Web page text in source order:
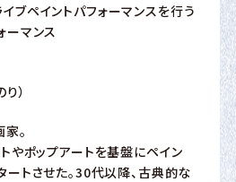
ブペイントパフォーマンスを行う
ーマンス
）
。
やポップアートを基盤にペイン
ートさせた。30代以降、古典的な